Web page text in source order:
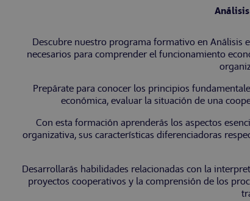
Descubre nuestro programa formativo en Análisis
necesarios para comprender el funcionamiento
Prepárate para conocer los principios
económica, evaluar la situación de una
Con esta formación aprenderás los aspectos
organizativa, sus características diferenciadoras
Desarrollarás habilidades relacionadas con la
proyectos cooperativos y la comprensión de los